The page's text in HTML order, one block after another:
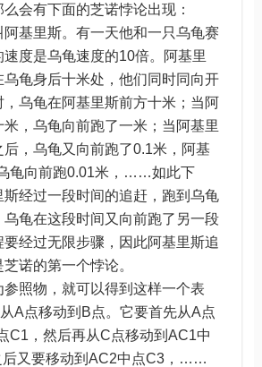
会有下面的芝诺悖论出现：
基里斯。有一天他和一只乌龟赛
度是乌龟速度的10倍。阿基里
龟身后十米处，他们同时同向开
，乌龟在阿基里斯前方十米；当阿
，乌龟向前跑了一米；当阿基里
，乌龟又向前跑了0.1米，阿基
龟向前跑0.01米，……如此下
经过一段时间的追赶，跑到乌龟
乌龟在这段时间又向前跑了另一段
经过无限步骤，因此阿基里斯追
诺的第一个悖论。
照物，就可以得到这样一个表
A点移动到B点。它要首先从A点
C1，然后再从C点移动到AC1中
后又要移动到AC2中点C3，……